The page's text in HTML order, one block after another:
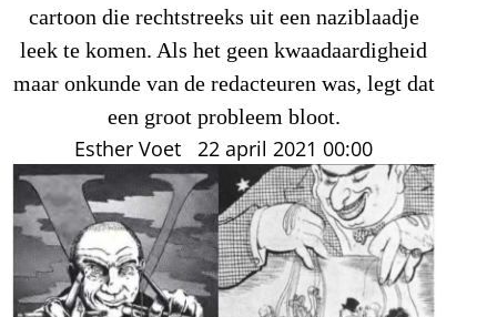
cartoon die rechtstreeks uit een naziblaadje
leek te komen. Als het geen kwaadaardigheid
maar onkunde van de redacteuren was, legt dat
een groot probleem bloot.
Esther Voet 22 april 2021 00:00